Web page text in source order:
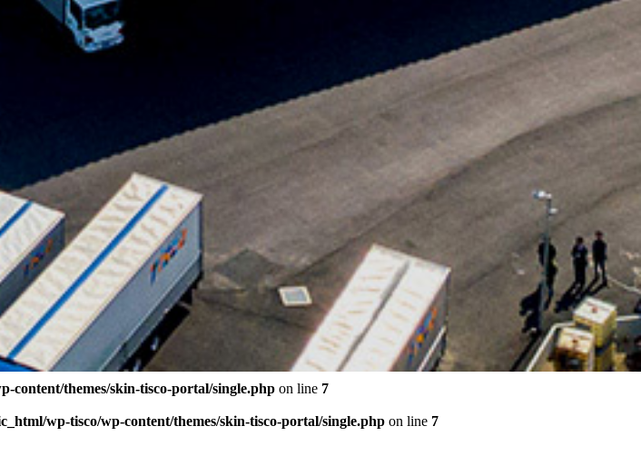
content/themes/skin-tisco-portal/single.php on line 7
wp-tisco/wp-content/themes/skin-tisco-portal/single.php on line 7